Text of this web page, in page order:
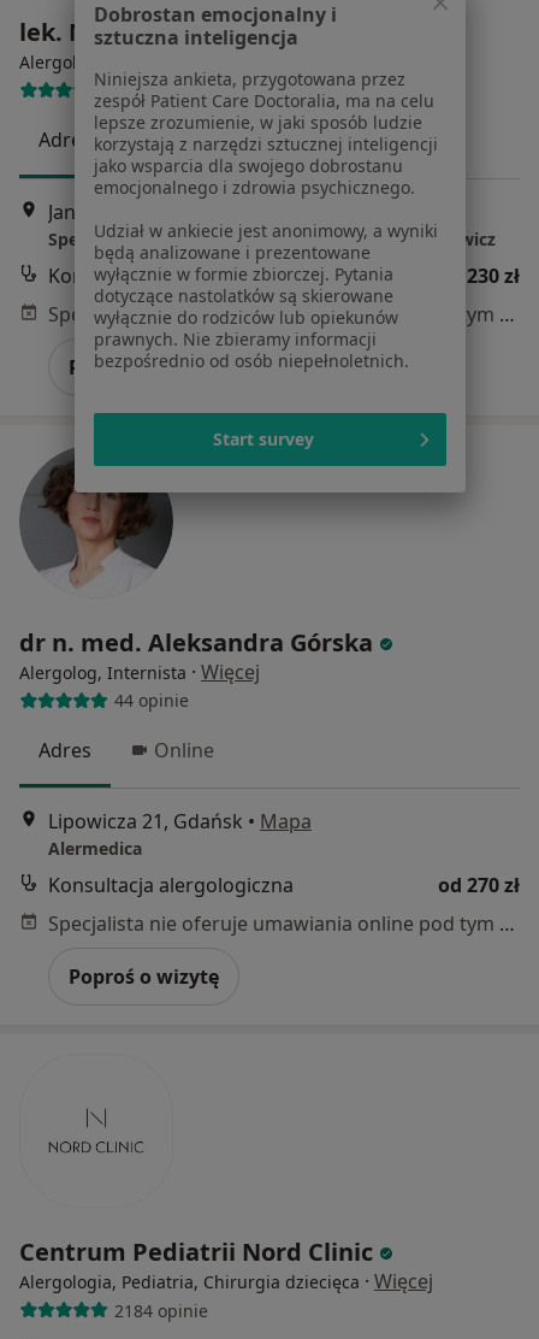
lek. Marta Gronkiewicz
Alergolog, Pulmonolog, Internista
638 opinii
Adres Online
Jana Kilińskiego 5D/2, Gdańsk
Specjalistyczna Praktyka Lekarska Marta Gronkiewicz
Konsultacja alergologiczna
230 zł
Specjalista nie oferuje umawiania online pod tym adresem.
Poproś o wizytę
dr n. med. Aleksandra Górska
Alergolog, Internista · Więcej
44 opinie
Adres Online
Lipowicza 21, Gdańsk • Mapa
Alermedica
Konsultacja alergologiczna
od 270 zł
Specjalista nie oferuje umawiania online pod tym adresem.
Poproś o wizytę
Centrum Pediatrii Nord Clinic
Alergologia, Pediatria, Chirurgia dziecięca · Więcej
2184 opinie
Dobrostan emocjonalny i
sztuczna inteligencja
Niniejsza ankieta, przygotowana przez
zespół Patient Care Doctoralia, ma na celu
lepsze zrozumienie, w jaki sposób ludzie
korzystają z narzędzi sztucznej inteligencji
jako wsparcia dla swojego dobrostanu
emocjonalnego i zdrowia psychicznego.
Udział w ankiecie jest anonimowy, a wyniki
będą analizowane i prezentowane
wyłącznie w formie zbiorczej. Pytania
dotyczące nastolatków są skierowane
wyłącznie do rodziców lub opiekunów
prawnych. Nie zbieramy informacji
bezpośrednio od osób niepełnoletnich.
Start survey